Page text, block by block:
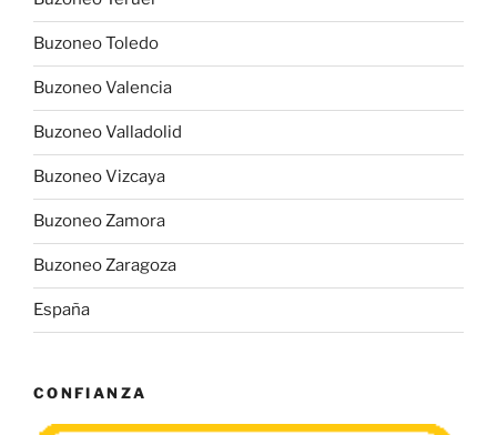
Buzoneo Toledo
Buzoneo Valencia
Buzoneo Valladolid
Buzoneo Vizcaya
Buzoneo Zamora
Buzoneo Zaragoza
España
CONFIANZA